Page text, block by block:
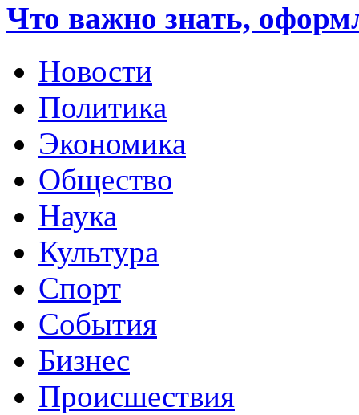
Что важно знать,
Новости
Политика
Экономика
Общество
Наука
Культура
Спорт
События
Бизнес
Происшествия